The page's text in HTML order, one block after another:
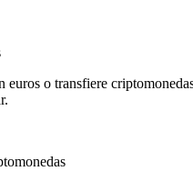
euros o transfiere